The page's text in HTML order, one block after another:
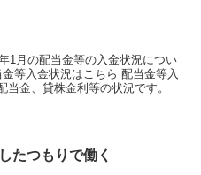
1月の配当金等の入金状況につい
等入金状況はこちら 配当金等入
金、貸株金利等の状況です。
たつもりで働く